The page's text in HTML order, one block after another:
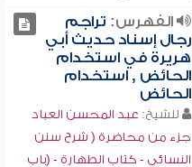
الفهرس: تراجم
رجال إسناد حديث أبي
هريرة في استخدام
الحائض , استخدام
الحائض
للشيخ: عبد المحسن العباد
جزء من محاضرة ( شرح سنن
النسائي - كتاب الطهارة - (باب